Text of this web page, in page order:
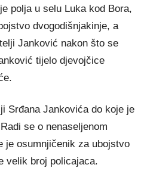
polja u selu Luka kod Bora,
dvogodišnjakinje, a
Janković nakon što se
tijelo djevojčice
Srđana Jankovića do koje je
se o nenaseljenom
je osumnjičenik za ubojstvo
velik broj policajaca.